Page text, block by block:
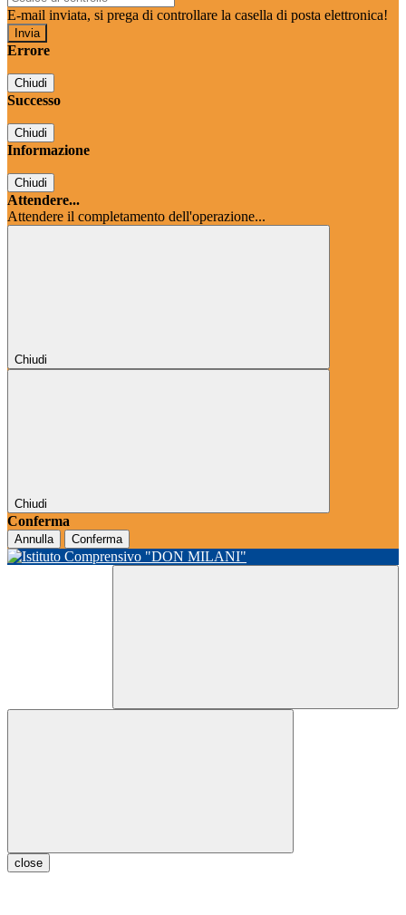
E-mail inviata, si prega di controllare la casella di posta elettronica!
Errore
Chiudi
Successo
Chiudi
Informazione
Chiudi
Attendere...
Attendere il completamento dell'operazione...
Chiudi
Chiudi
Conferma
Annulla Conferma
close